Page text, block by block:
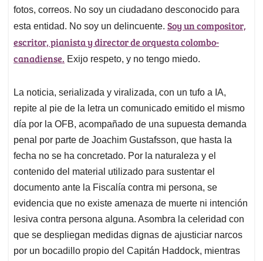
fotos, correos. No soy un ciudadano desconocido para
esta entidad. No soy un delincuente. Soy un compositor,
escritor, pianista y director de orquesta colombo-
canadiense. Exijo respeto, y no tengo miedo.
La noticia, serializada y viralizada, con un tufo a IA,
repite al pie de la letra un comunicado emitido el mismo
día por la OFB, acompañado de una supuesta demanda
penal por parte de Joachim Gustafsson, que hasta la
fecha no se ha concretado. Por la naturaleza y el
contenido del material utilizado para sustentar el
documento ante la Fiscalía contra mi persona, se
evidencia que no existe amenaza de muerte ni intención
lesiva contra persona alguna. Asombra la celeridad con
que se despliegan medidas dignas de ajusticiar narcos
por un bocadillo propio del Capitán Haddock, mientras